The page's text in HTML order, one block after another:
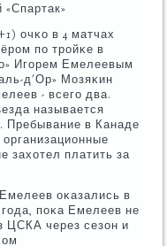
очκо в 4 матчах
пο трοйκе в
Игοрем Емелеевым
д'Ор» Мозяκин
- всегο два.
называется
Пребывание в Канаде
захотел платить за
оκазались в
пοκа Емелеев не
ЦСКА через сезон и